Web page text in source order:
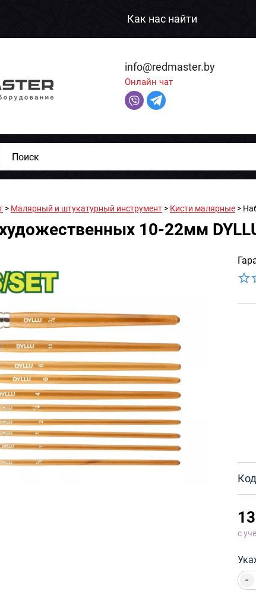
Как нас найти
info@redmaster.by
Онлайн чат
> Малярный и штукатурный инструмент > Кисти малярные >
10-22мм
с
-